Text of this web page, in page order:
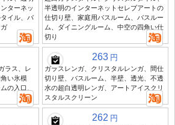
ターネッ
イル、バ
半透明のインターネットセレブアートの
仕切り壁、家庭用バスルーム、バスルー
ム、ダイニングルーム、中空の四角い仕
切り
ラス、レ
い氷模
の入口、
263 円
ガラスレンガ、クリスタルレンガ、間仕
切り壁、バスルーム、半壁、透光、不透
水の超白透明レンガ、アートアイスクリ
スタルスクリーン
262 円